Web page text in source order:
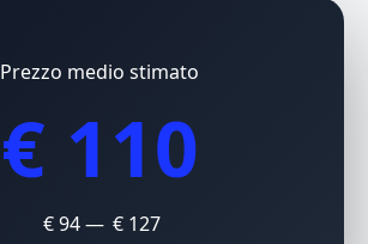
Prezzo medio stimato
€ 110
€ 94 — € 127